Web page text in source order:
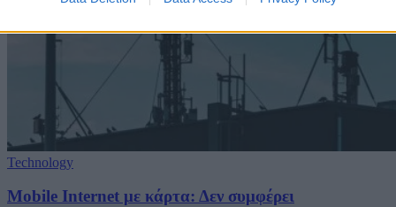
Technology
Mobile Internet με κάρτα: Δεν συμφέρει